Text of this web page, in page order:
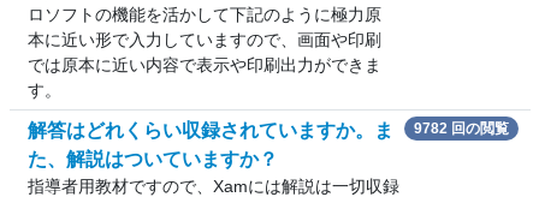
ロソフトの機能を活かして下記のように極力原
本に近い形で入力していますので、画面や印刷
では原本に近い内容で表示や印刷出力ができま
す。
解答はどれくらい収録されていますか。ま
た、解説はついていますか？
指導者用教材ですので、Xamには解説は一切収録
9782 回の閲覧